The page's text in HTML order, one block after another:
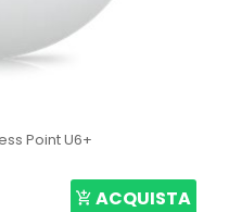
Point U6+
ACQUISTA